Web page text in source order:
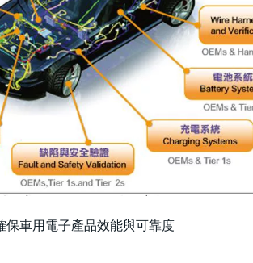
保車用電子產品效能與可靠度